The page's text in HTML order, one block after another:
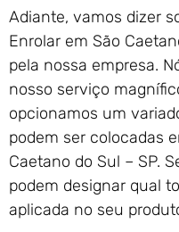
Adiante, vamos dizer
Enrolar em São
pela nossa empresa.
nosso serviço
opcionamos um
podem ser colocadas
Caetano do Sul – SP.
podem designar qual
aplicada no seu